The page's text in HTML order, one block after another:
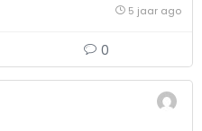
5 jaar ago
0